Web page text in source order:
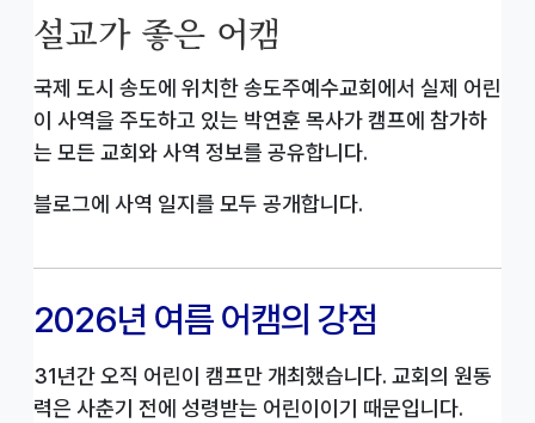
설교가 좋은 어캠
국제 도시 송도에 위치한 송도주예수교회에서 실제 어린
이 사역을 주도하고 있는 박연훈 목사가 캠프에 참가하
는 모든 교회와 사역 정보를 공유합니다.
블로그에 사역 일지를 모두 공개합니다.
2026년 여름 어캠의 강점
31년간 오직 어린이 캠프만 개최했습니다. 교회의 원동
력은 사춘기 전에 성령받는 어린이이기 때문입니다.